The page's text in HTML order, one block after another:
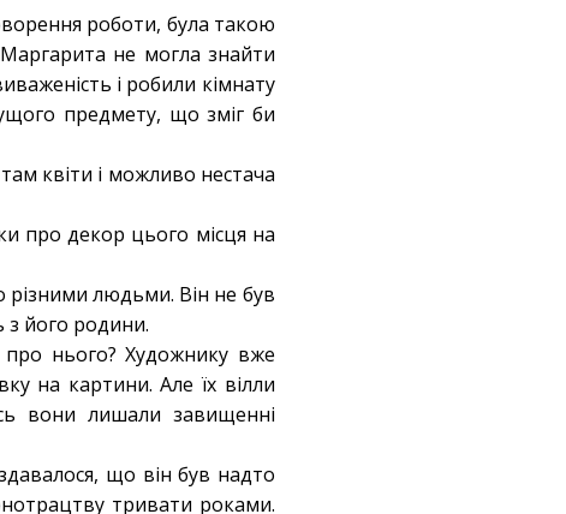
роботи, була такою
не могла знайти
і робили кімнату
предмету, що зміг би
квіти і можливо нестача
про декор цього місця на
різними людьми. Він не був
з його родини.
про нього? Художнику вже
на картини. Але їх вілли
вони лишали завищенні
що він був надто
тривати роками.